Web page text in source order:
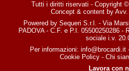
Tutti i diritti riservati - Copyright
Concept & content by Avv.
Powered by Sequeri S.r.l. - Via
PADOVA - C.F. e P.I. 05500250286 -
sociale i.v.
Per informazioni: info@brocardi.it
Cookie Policy - Chi
Lavora con